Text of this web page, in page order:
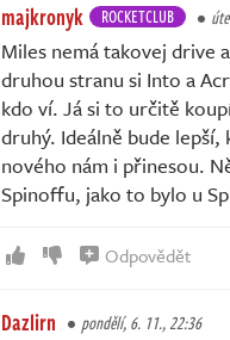
majkronyk ROCKETCLUB
Miles nemá takovej drive
druhou stranu si Into a
kdo ví. Já si to určitě
druhý. Ideálně bude
nového nám i přinesou.
Spinoffu, jako to bylo u
Odpovědět
Dazlirn pondělí, 6. 11., 22:36